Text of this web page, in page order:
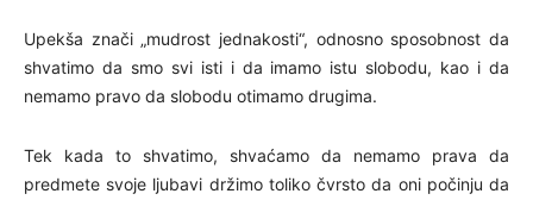
Upekša znači „mudrost jednakosti“, odnosno sposobnost da
shvatimo da smo svi isti i da imamo istu slobodu, kao i da
nemamo pravo da slobodu otimamo drugima.
Tek kada to shvatimo, shvaćamo da nemamo prava da
predmete svoje ljubavi držimo toliko čvrsto da oni počinju da